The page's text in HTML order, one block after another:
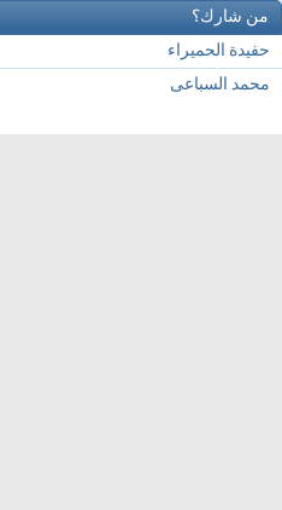
من شارك؟
حفيدة الحميراء
محمد السباعى